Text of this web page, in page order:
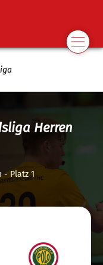
Herren
- Platz 1